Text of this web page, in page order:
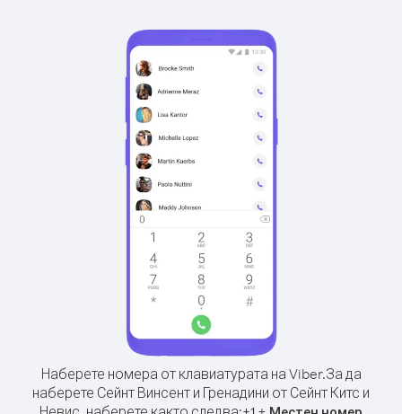
Наберете номера от клавиатурата на Viber.За да
наберете Сейнт Винсент и Гренадини от Сейнт Китс и